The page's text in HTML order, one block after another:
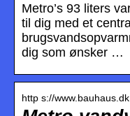
Metro’s 93 liters
til dig med et
dig som ønsker …
http s://